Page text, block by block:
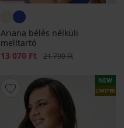
Ariana bélés nélküli
melltartó
Kedvezmény
13 070 Ft Eredeti ár
21 790 Ft
NEW
LIMITED